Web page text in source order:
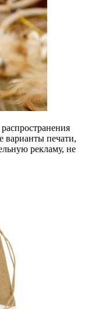
варианты печати,
рекламу, не